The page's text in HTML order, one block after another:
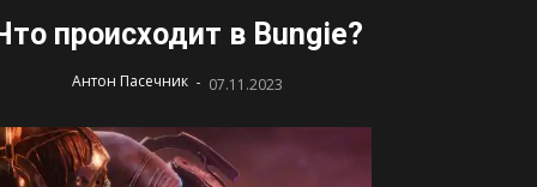
происходит в Bungie?
Антон Пасечник - 07.11.2023